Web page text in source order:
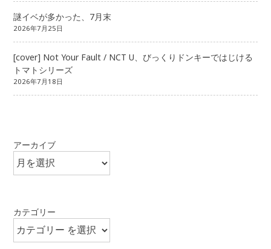
謎イベが多かった、7月末
2026年7月25日
[cover] Not Your Fault / NCT U、びっくりドンキーではじける
トマトシリーズ
2026年7月18日
アーカイブ
カテゴリー